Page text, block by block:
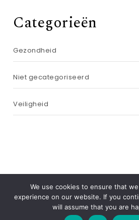
Categorieën
Gezondheid
Niet gecategoriseerd
Veiligheid
overpreventie.nl| Theme
We use cookies to ensure that
experience on our website. If you
will assume that you are